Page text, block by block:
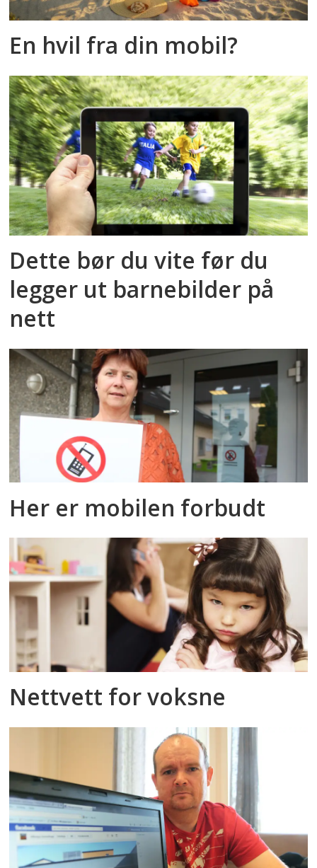
En hvil fra din mobil?
Dette bør du vite før du
legger ut barnebilder på
nett
Her er mobilen forbudt
Nettvett for voksne